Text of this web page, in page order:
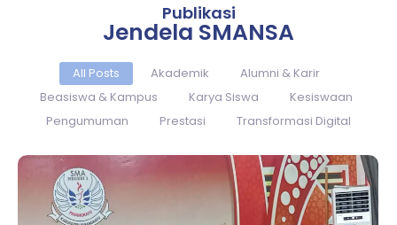
Publikasi
Jendela SMANSA
All Posts Akademik
Alumni & Karir
Beasiswa & Kampus
Karya Siswa
Kesiswaan
Pengumuman
Prestasi Transformasi Digital